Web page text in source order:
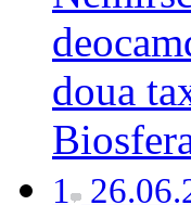
doua
1